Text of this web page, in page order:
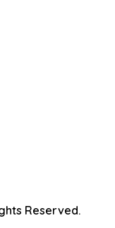
Reserved.